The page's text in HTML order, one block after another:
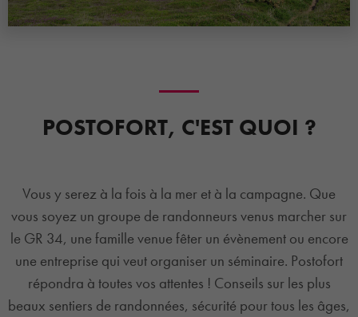
POSTOFORT, C'EST QUOI ?
Vous y serez à la fois à la mer et à la campagne. Que
vous soyez un groupe de randonneurs venus marcher sur
le GR 34, une famille venue fêter un évènement ou encore
une entreprise qui veut organiser un séminaire. Postofort
répondra à toutes vos attentes ! Conseils sur les plus
beaux sentiers de randonnées, sécurité pour tous les âges,